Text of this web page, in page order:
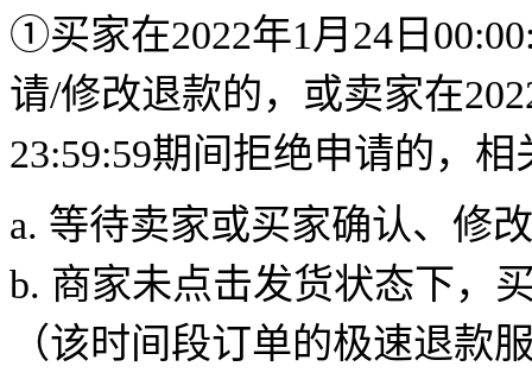
①买家在2022年1月24日
请/修改退款的，或卖家在
23:59:59期间拒绝申请的，
a. 等待卖家或买家确认、修
b. 商家未点击发货状态下，
（该时间段订单的极速退款